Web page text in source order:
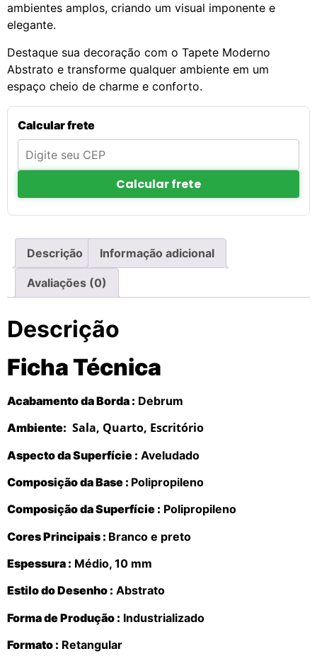
ambientes amplos, criando um visual imponente e
elegante.
Destaque sua decoração com o Tapete Moderno
Abstrato e transforme qualquer ambiente em um
espaço cheio de charme e conforto.
Calcular frete
Calcular frete
Descrição Informação adicional
Avaliações (0)
Descrição
Ficha Técnica
Acabamento da Borda : Debrum
Ambiente: Sala, Quarto, Escritório
Aspecto da Superfície : Aveludado
Composição da Base : Polipropileno
Composição da Superfície : Polipropileno
Cores Principais : Branco e preto
Espessura : Médio, 10 mm
Estilo do Desenho : Abstrato
Forma de Produção : Industrializado
Formato : Retangular